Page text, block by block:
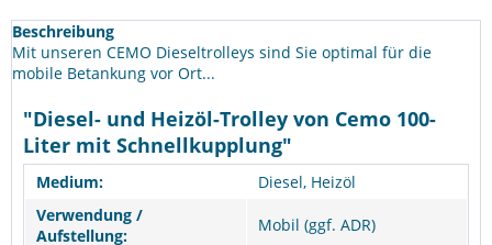
Beschreibung
Mit unseren CEMO Dieseltrolleys sind Sie optimal für die
mobile Betankung vor Ort...
"Diesel- und Heizöl-Trolley von Cemo 100-
Liter mit Schnellkupplung"
Medium:
Diesel, Heizöl
Verwendung /
Aufstellung:
Mobil (ggf. ADR)